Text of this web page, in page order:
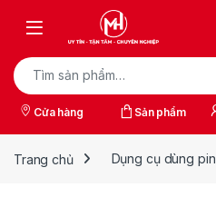
Tìm kiếm:
Cửa hàng Sản phẩm
Trang chủ Dụng cụ dùng pin